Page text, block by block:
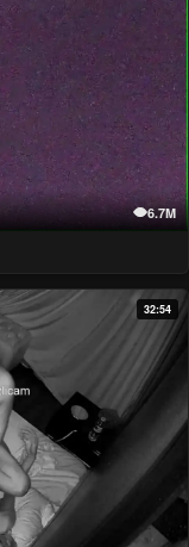
6.7M
32:54